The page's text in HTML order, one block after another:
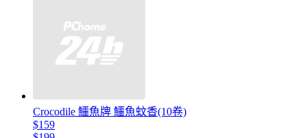
Crocodile 鱷魚牌 鱷魚蚊香(10卷)
$159